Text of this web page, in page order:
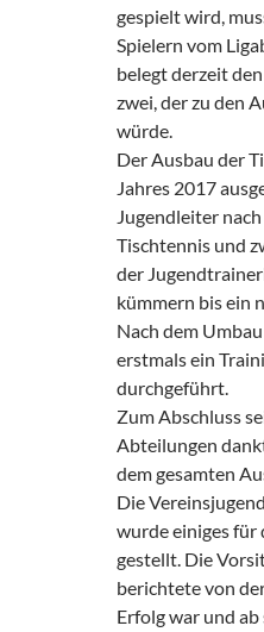
gespielt wird,
Spielern vom
belegt derzeit
zwei, der zu den
würde.
Der Ausbau der
Jahres 2017
Jugendleiter
Tischtennis und
der
kümmern bis ein
Nach dem
erstmals ein
durchgeführt.
Zum Abschluss
Abteilungen
dem gesamten
Die
wurde einiges für
gestellt. Die
berichtete von
Erfolg war und